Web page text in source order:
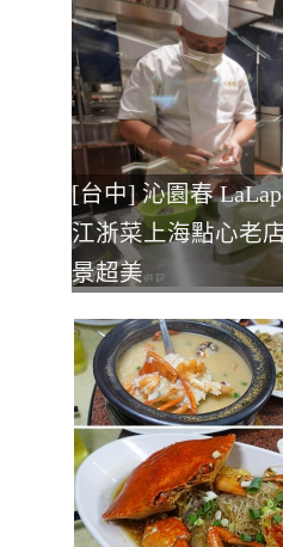
[台中] 沁園春
江浙菜上海點心老
景超美